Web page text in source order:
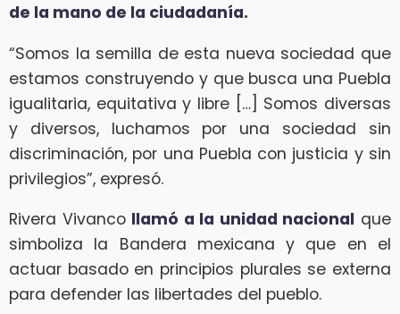
de la mano de la ciudadanía.
“Somos la semilla de esta nueva sociedad que
estamos construyendo y que busca una Puebla
igualitaria, equitativa y libre […] Somos diversas
y diversos, luchamos por una sociedad sin
discriminación, por una Puebla con justicia y sin
privilegios”, expresó.
Rivera Vivanco llamó a la unidad nacional que
simboliza la Bandera mexicana y que en el
actuar basado en principios plurales se externa
para defender las libertades del pueblo.